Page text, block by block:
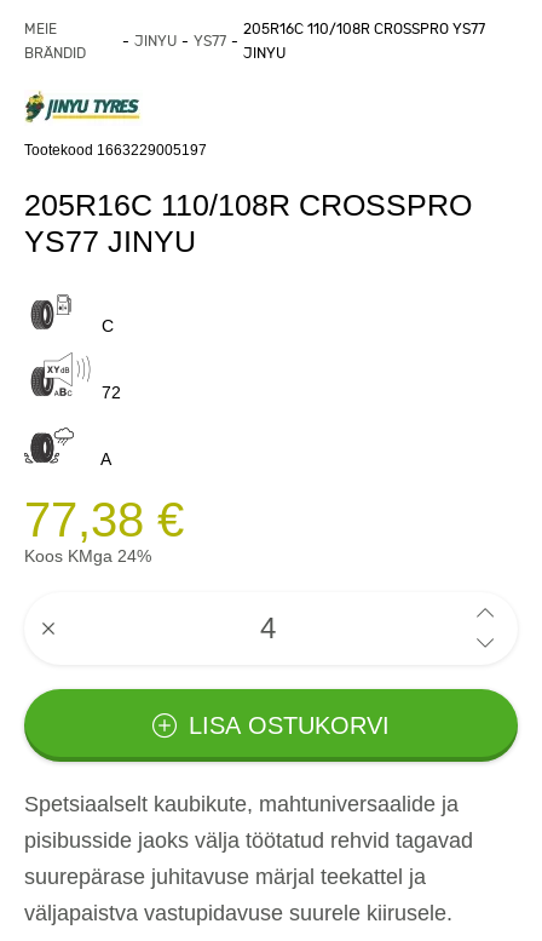
MEIE
BRÄNDID
JINYU YS77
205R16C 110/108R CROSSPRO YS77
JINYU
Tootekood 1663229005197
205R16C 110/108R CROSSPRO
YS77 JINYU
C
72
A
77,38 €
Koos KMga 24%
LISA OSTUKORVI
Spetsiaalselt kaubikute, mahtuniversaalide ja
pisibusside jaoks välja töötatud rehvid tagavad
suurepärase juhitavuse märjal teekattel ja
väljapaistva vastupidavuse suurele kiirusele.